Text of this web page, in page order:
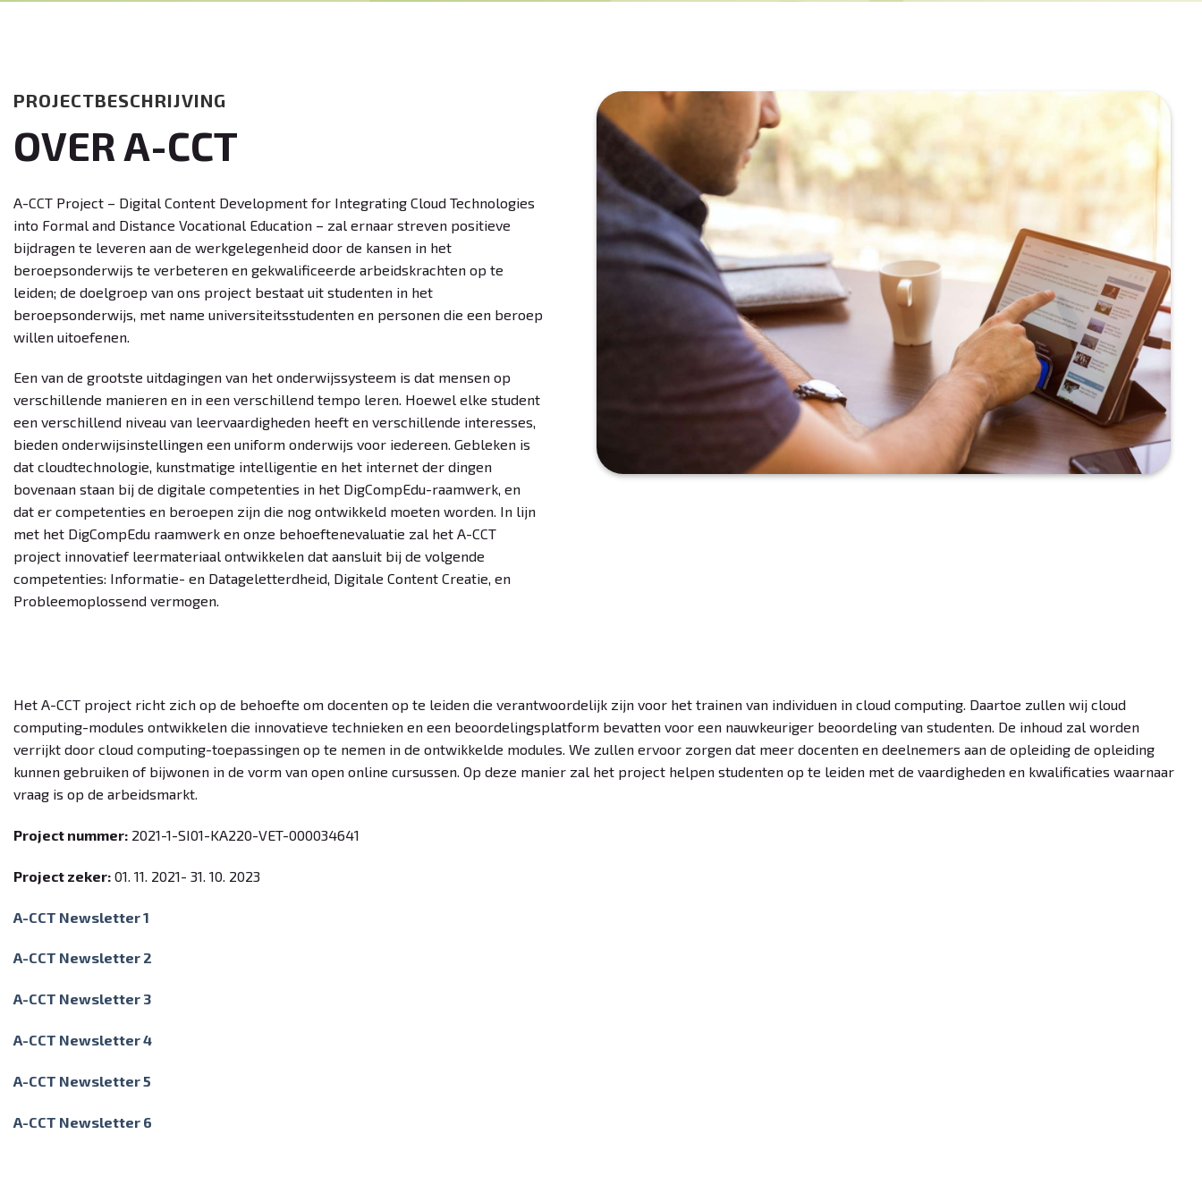
PROJECTBESCHRIJVING
OVER A-CCT
A-CCT Project – Digital Content Development for Integrating Cloud Technologies
into Formal and Distance Vocational Education – zal ernaar streven positieve
bijdragen te leveren aan de werkgelegenheid door de kansen in het
beroepsonderwijs te verbeteren en gekwalificeerde arbeidskrachten op te
leiden; de doelgroep van ons project bestaat uit studenten in het
beroepsonderwijs, met name universiteitsstudenten en personen die een beroep
willen uitoefenen.
Een van de grootste uitdagingen van het onderwijssysteem is dat mensen op
verschillende manieren en in een verschillend tempo leren. Hoewel elke student
een verschillend niveau van leervaardigheden heeft en verschillende interesses,
bieden onderwijsinstellingen een uniform onderwijs voor iedereen. Gebleken is
dat cloudtechnologie, kunstmatige intelligentie en het internet der dingen
bovenaan staan bij de digitale competenties in het DigCompEdu-raamwerk, en
dat er competenties en beroepen zijn die nog ontwikkeld moeten worden. In lijn
met het DigCompEdu raamwerk en onze behoeftenevaluatie zal het A-CCT
project innovatief leermateriaal ontwikkelen dat aansluit bij de volgende
competenties: Informatie- en Datageletterdheid, Digitale Content Creatie, en
Probleemoplossend vermogen.
Het A-CCT project richt zich op de behoefte om docenten op te leiden die verantwoordelijk zijn voor het trainen van individuen in cloud computing. Daartoe zullen wij cloud
computing-modules ontwikkelen die innovatieve technieken en een beoordelingsplatform bevatten voor een nauwkeuriger beoordeling van studenten. De inhoud zal worden
verrijkt door cloud computing-toepassingen op te nemen in de ontwikkelde modules. We zullen ervoor zorgen dat meer docenten en deelnemers aan de opleiding de opleiding
kunnen gebruiken of bijwonen in de vorm van open online cursussen. Op deze manier zal het project helpen studenten op te leiden met de vaardigheden en kwalificaties waarnaar
vraag is op de arbeidsmarkt.
Project nummer: 2021-1-SI01-KA220-VET-000034641
Project zeker: 01. 11. 2021- 31. 10. 2023
A-CCT Newsletter 1
A-CCT Newsletter 2
A-CCT Newsletter 3
A-CCT Newsletter 4
A-CCT Newsletter 5
A-CCT Newsletter 6